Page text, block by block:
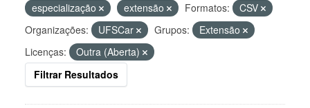
especialização
extensão Formatos:
CSV
Organizações:
UFSCar Grupos:
Extensão
Licenças:
Outra (Aberta)
Filtrar Resultados